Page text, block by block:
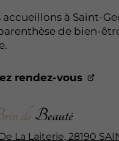
La Laiterie,28190
accueillons à Saint-
de bien-
rendez-vous